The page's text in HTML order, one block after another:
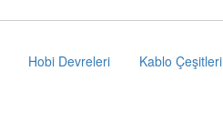
Hobi Devreleri Kablo Çeşitleri